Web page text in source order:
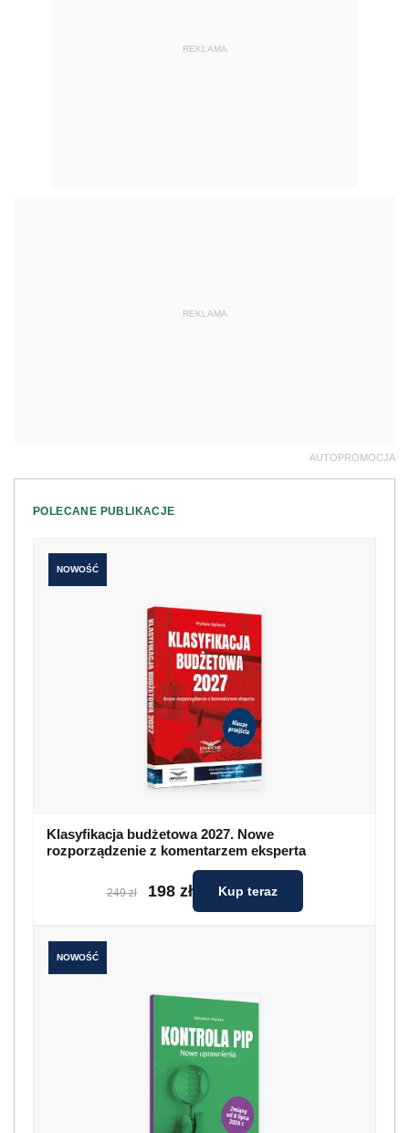
REKLAMA
REKLAMA
AUTOPROMOCJA
POLECANE PUBLIKACJE
NOWOŚĆ
Klasyfikacja budżetowa 2027. Nowe
rozporządzenie z komentarzem eksperta
249 zł 198 zł Kup teraz
NOWOŚĆ